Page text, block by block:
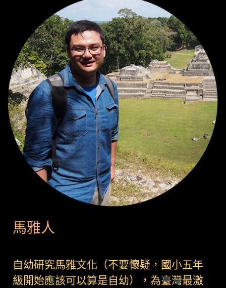
馬雅人
自幼研究馬雅文化（不要懷疑，國小五年
級開始應該可以算是自幼），為臺灣最激